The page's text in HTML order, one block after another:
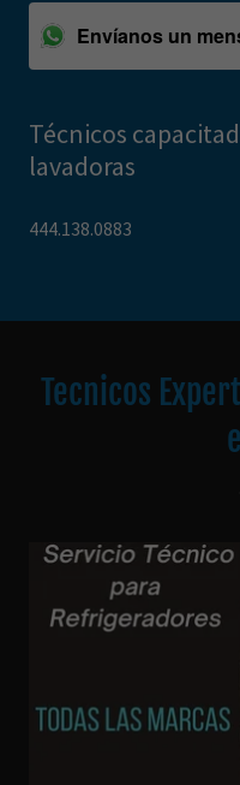
Envíanos un
Técnicos
lavadoras
444.138.0883
Tecnicos